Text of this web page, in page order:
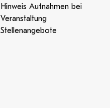
Hinweis Aufnahmen bei
Veranstaltung
Stellenangebote